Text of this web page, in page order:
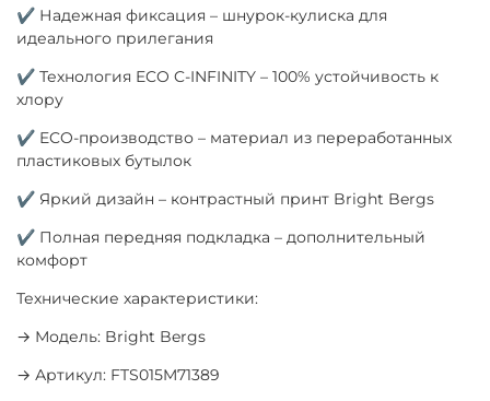
✔ Надежная фиксация – шнурок-кулиска для
идеального прилегания
✔ Технология ECO C-INFINITY – 100% устойчивость к
хлору
✔ ECO-производство – материал из переработанных
пластиковых бутылок
✔ Яркий дизайн – контрастный принт Bright Bergs
✔ Полная передняя подкладка – дополнительный
комфорт
Технические характеристики:
→ Модель: Bright Bergs
→ Артикул: FTS015M71389